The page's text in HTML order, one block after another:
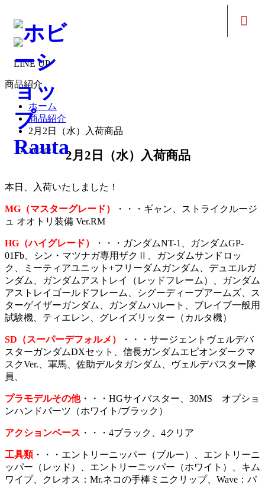
LINE UP
商品紹介
ホーム
商品紹介
2月2日（水）入荷商品
2022.02.2 2月2日（水）入荷商品
本日、入荷いたしました！
MG（マスターグレード）
・・・ギャン、ストライクルージ
ュ オオトリ装備 Ver.RM
HG（ハイグレード）
・・・ガンダムNT-1、ガンダムGP-
01Fb、シン・マツナガ専⽤ザクⅡ、ガンダムサンドロッ
ク、ミーティアユニット+フリーダムガンダム、デュエルガ
ンダム、ガンダムアストレイ（レッドフレーム）、ガンダム
アストレイゴールドフレーム、シグーディープアームズ、ス
ターゲイザーガンダム、ガンダムハルート、ブレイブ一般用
試験機、ティエレン、グレイズリッター（カルタ機）
SD（スーパーデフォルメ）
・・・サージェントヴェルデバ
スターガンダムDXセット、信長ガンダムエピオンダークマ
スクVer.、軍馬、佐助デルタガンダム、ヴェルデバスター隊
員、
プラモデルその他・・・HGサイバスター、30MS オプショ
ンハンドパーツ（ホワイト/ブラック）
アクションベース ・・・4ブラック、4クリア
工具類・・・エントリーニッパー（ブルー）、エントリーニ
ッパー（レッド）、エントリーニッパー（ホワイト）、キム
ワイプ、クレオス：Mr.ネコの手棒ミニクリップ、Wave：パ